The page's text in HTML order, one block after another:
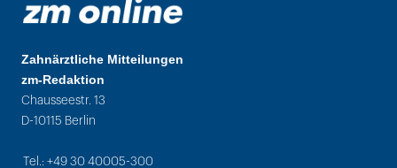
Zahnärztliche Mitteilungen
zm-Redaktion
Chausseestr. 13
D-10115 Berlin
Tel.: +49 30 40005-300